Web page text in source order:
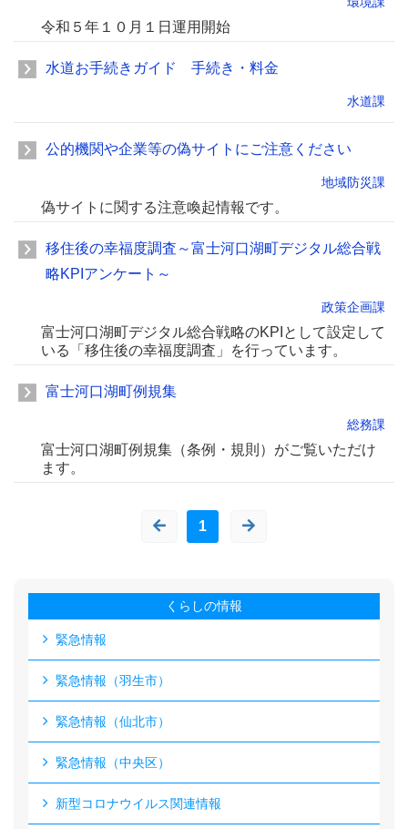
令和５年１０月１日運用開始
水道お手続きガイド 手続き・料金
水道課
公的機関や企業等の偽サイトにご注意ください
地域防災課
偽サイトに関する注意喚起情報です。
移住後の幸福度調査～富士河口湖町デジタル総合戦
略KPIアンケート～
政策企画課
富士河口湖町デジタル総合戦略のKPIとして設定して
いる「移住後の幸福度調査」を行っています。
富士河口湖町例規集
総務課
富士河口湖町例規集（条例・規則）がご覧いただけ
ます。
1
くらしの情報
緊急情報
緊急情報（羽生市）
緊急情報（仙北市）
緊急情報（中央区）
新型コロナウイルス関連情報